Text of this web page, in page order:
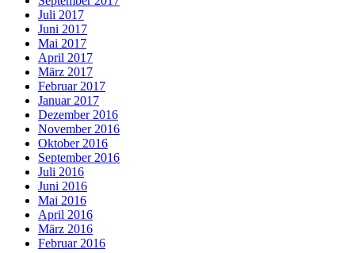
Juli 2017
Juni 2017
Mai 2017
April 2017
März 2017
Februar 2017
Januar 2017
Dezember 2016
November 2016
Oktober 2016
September 2016
Juli 2016
Juni 2016
Mai 2016
April 2016
März 2016
Februar 2016